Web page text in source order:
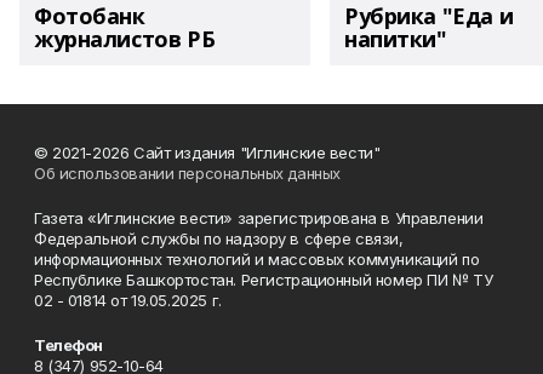
Фотобанк
журналистов РБ
Рубрика "Еда и
напитки"
© 2021-2026 Сайт издания "Иглинские вести"
Об использовании персональных данных
Газета «Иглинские вести» зарегистрирована в Управлении
Федеральной службы по надзору в сфере связи,
информационных технологий и массовых коммуникаций по
Республике Башкортостан. Регистрационный номер ПИ № ТУ
02 - 01814 от 19.05.2025 г.
Телефон
8 (347) 952-10-64